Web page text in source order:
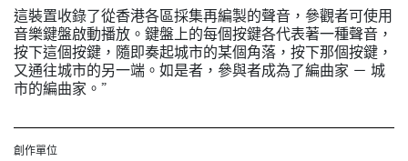
這裝置收錄了從香港各區採集再編製的聲音，參觀者可使用
音樂鍵盤啟動播放。鍵盤上的每個按鍵各代表著一種聲音，
按下這個按鍵，隨即奏起城市的某個角落，按下那個按鍵，
又通往城市的另一端。如是者，參與者成為了編曲家 － 城
市的編曲家。”
創作單位